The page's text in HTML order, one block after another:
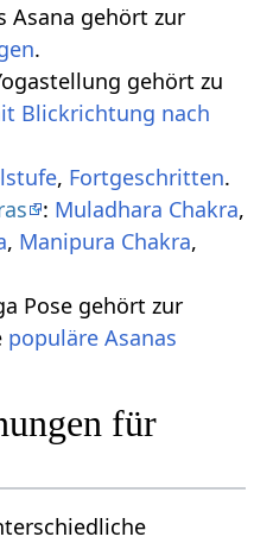
Asana gehört zur
.
gehört zu
Blickrichtung nach
, Fortgeschritten.
: Muladhara Chakra,
, Manipura Chakra,
Pose gehört zur
populäre Asanas
für